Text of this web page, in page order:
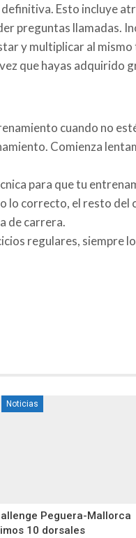
Esto incluye
preguntas llamadas.
y multiplicar al
que hayas adquirido
cuando no
Comienza
para que tu
lo correcto, el resto
de carrera.
regulares, siempre
Noticias
Peguera-Mallorca
10 dorsales